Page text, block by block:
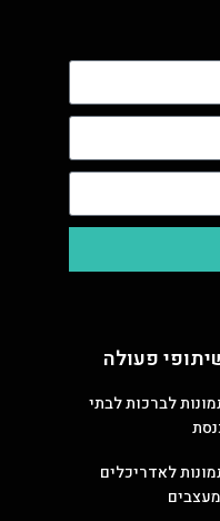
פעולה
לברכות לבתי
לאדריכלים